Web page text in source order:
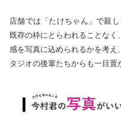
店舗では「たけちゃん」で親
既存の枠にとらわれることな
感を写真に込められるかを考
タジオの後輩たちからも一目置